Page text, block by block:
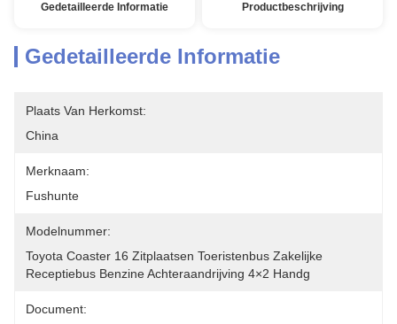
Gedetailleerde Informatie Productbeschrijving
Gedetailleerde Informatie
Plaats Van Herkomst:
China
Merknaam:
Fushunte
Modelnummer:
Toyota Coaster 16 Zitplaatsen Toeristenbus Zakelijke
Receptiebus Benzine Achteraandrijving 4×2 Handg
Document: